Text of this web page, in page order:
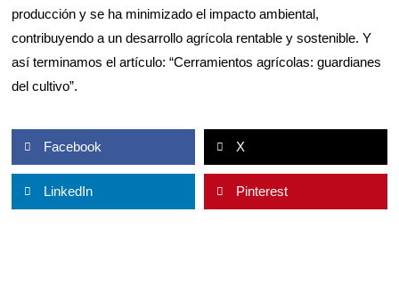
producción y se ha minimizado el impacto ambiental,
contribuyendo a un desarrollo agrícola rentable y sostenible. Y
así terminamos el artículo: “Cerramientos agrícolas: guardianes
del cultivo”.
Facebook X
LinkedIn Pinterest